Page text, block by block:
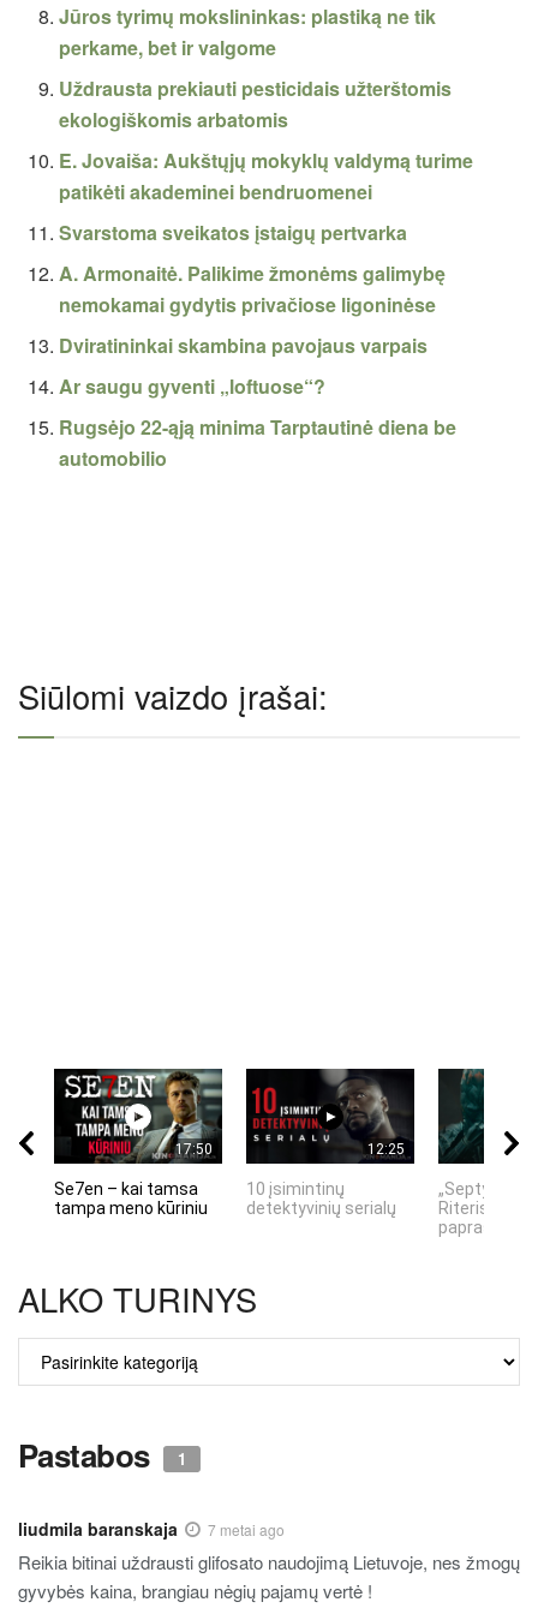
Jūros tyrimų mokslininkas: plastiką ne tik
perkame, bet ir valgome
Uždrausta prekiauti pesticidais užterštomis
ekologiškomis arbatomis
E. Jovaiša: Aukštųjų mokyklų valdymą turime
patikėti akademinei bendruomenei
Svarstoma sveikatos įstaigų pertvarka
A. Armonaitė. Palikime žmonėms galimybę
nemokamai gydytis privačiose ligoninėse
Dviratininkai skambina pavojaus varpais
Ar saugu gyventi „loftuose“?
Rugsėjo 22-ąją minima Tarptautinė diena be
automobilio
Siūlomi vaizdo įrašai:
17:50
Se7en – kai tamsa
tampa meno kūriniu
12:25
10 įsimintinų
detektyvinių serialų
„Septynių
Riteris" – kai
ALKO TURINYS
ALKO
TURINYS
Pastabos 1
liudmila baranskaja 7 metai ago
Reikia bitinai uždrausti glifosato naudojimą Lietuvoje, nes žmogų
gyvybės kaina, brangiau nėgių pajamų vertė !